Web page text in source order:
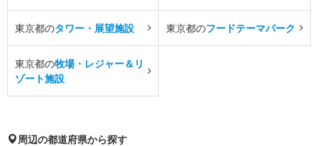
東京都のタワー・展望施設 東京都のフードテーマパーク
東京都の牧場・レジャー＆リ
ゾート施設
周辺の都道府県から探す